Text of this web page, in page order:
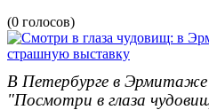
(0 голосов)
В Петербурге в
"Посмотри в глаза